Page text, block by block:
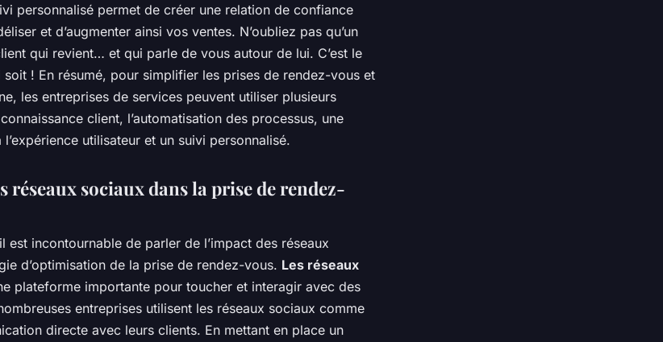
personnalisé permet de créer une relation de confiance
et d’augmenter ainsi vos ventes. N’oubliez pas qu’un
qui revient… et qui parle de vous autour de lui. C’est le
! En résumé, pour simplifier les prises de rendez-vous et
les entreprises de services peuvent utiliser plusieurs
client, l’automatisation des processus, une
utilisateur et un suivi personnalisé.
réseaux sociaux dans la prise de rendez-
est incontournable de parler de l’impact des réseaux
d’optimisation de la prise de rendez-vous. Les réseaux
plateforme importante pour toucher et interagir avec des
entreprises utilisent les réseaux sociaux comme
directe avec leurs clients. En mettant en place un